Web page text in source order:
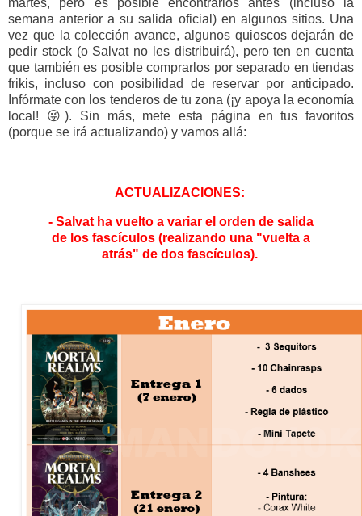
semana anterior a su salida oficial) en algunos sitios. Una
vez que la colección avance, algunos quioscos dejarán de
pedir stock (o Salvat no les distribuirá), pero ten en cuenta
que también es posible comprarlos por separado en tiendas
frikis, incluso con posibilidad de reservar por anticipado.
Infórmate con los tenderos de tu zona (¡y apoya la economía
local! 😜). Sin más, mete esta página en tus favoritos
(porque se irá actualizando) y vamos allá:
ACTUALIZACIONES:
- Salvat ha vuelto a variar el orden de salida
de los fascículos (realizando una "vuelta a
atrás" de dos fascículos).